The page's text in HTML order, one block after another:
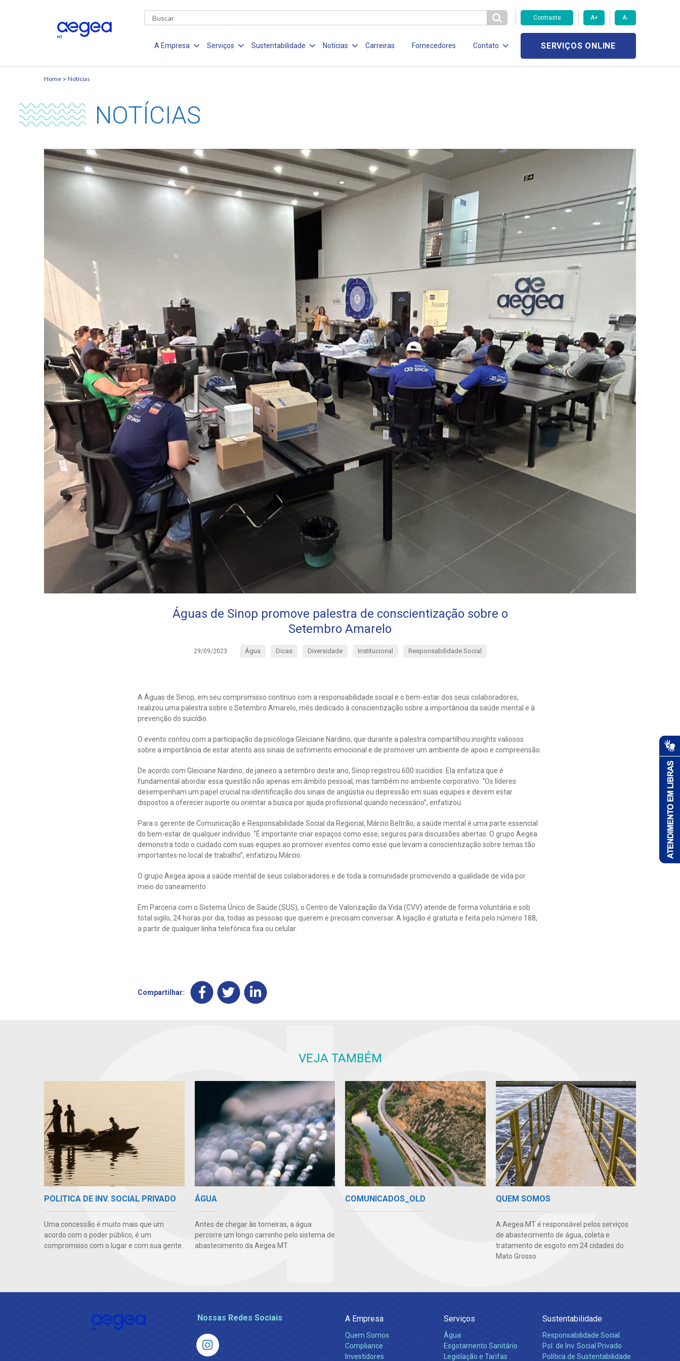
Contraste A+ A-
A Empresa Serviços Sustentabilidade Notícias Carreiras Fornecedores Contato SERVIÇOS ONLINE
Home Notícias
NOTÍCIAS
Águas de Sinop promove palestra de conscientização sobre o
Setembro Amarelo
29/09/2023 Água Dicas Diversidade Institucional Responsabilidade Social
A Águas de Sinop, em seu compromisso contínuo com a responsabilidade social e o bem-estar dos seus colaboradores,
realizou uma palestra sobre o Setembro Amarelo, mês dedicado à conscientização sobre a importância da saúde mental e à
prevenção do suicídio.
O evento contou com a participação da psicóloga Gleiciane Nardino, que durante a palestra compartilhou insights valiosos
sobre a importância de estar atento aos sinais de sofrimento emocional e de promover um ambiente de apoio e compreensão.
De acordo com Gleiciane Nardino, de janeiro a setembro deste ano, Sinop registrou 600 suicídios. Ela enfatiza que é
fundamental abordar essa questão não apenas em âmbito pessoal, mas também no ambiente corporativo. “Os líderes
desempenham um papel crucial na identificação dos sinais de angústia ou depressão em suas equipes e devem estar
dispostos a oferecer suporte ou orientar a busca por ajuda profissional quando necessário”, enfatizou.
Para o gerente de Comunicação e Responsabilidade Social da Regional, Márcio Beltrão, a saúde mental é uma parte essencial
do bem-estar de qualquer indivíduo. “É importante criar espaços como esse, seguros para discussões abertas. O grupo Aegea
demonstra todo o cuidado com suas equipes ao promover eventos como esse que levam a conscientização sobre temas tão
importantes no local de trabalho”, enfatizou Márcio.
O grupo Aegea apoia a saúde mental de seus colaboradores e de toda a comunidade promovendo a qualidade de vida por
meio do saneamento.
Em Parceria com o Sistema Único de Saúde (SUS), o Centro de Valorização da Vida (CVV) atende de forma voluntária e sob
total sigilo, 24 horas por dia, todas as pessoas que querem e precisam conversar. A ligação é gratuita e feita pelo número 188,
a partir de qualquer linha telefônica fixa ou celular.
Compartilhar:
VEJA TAMBÉM
POLITICA DE INV. SOCIAL PRIVADO
Uma concessão é muito mais que um
acordo com o poder público, é um
compromisso com o lugar e com sua gente.
ÁGUA
Antes de chegar às torneiras, a água
percorre um longo caminho pelo sistema de
abastecimento da Aegea MT.
COMUNICADOS_OLD QUEM SOMOS
A Aegea MT é responsável pelos serviços
de abastecimento de água, coleta e
tratamento de esgoto em 24 cidades do
Mato Grosso.
Nossas Redes Sociais A Empresa
Quem Somos
Compliance
Investidores
Serviços
Água
Esgotamento Sanitário
Legislação e Tarifas
Sustentabilidade
Responsabilidade Social
Pol. de Inv. Social Privado
Política de Sustentabilidade